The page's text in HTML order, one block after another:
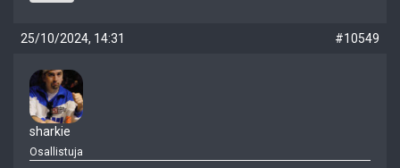
25/10/2024, 14:31 #10549
sharkie
Osallistuja